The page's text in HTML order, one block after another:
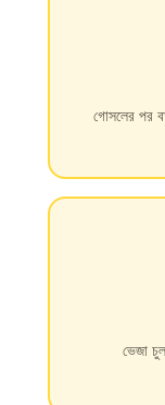
গোসলের পর
ভেজা